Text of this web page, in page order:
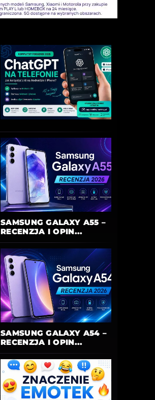
SAMSUNG GALAXY A55 –
RECENZJA I OPIN...
SAMSUNG GALAXY A54 –
RECENZJA I OPIN...